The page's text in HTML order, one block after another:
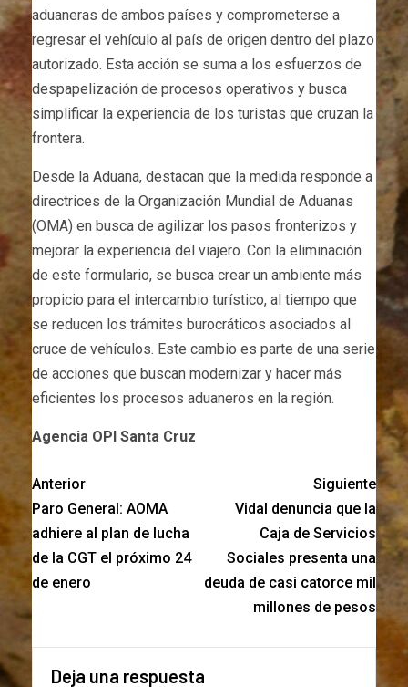
aduaneras de ambos países y comprometerse a
regresar el vehículo al país de origen dentro del plazo
autorizado. Esta acción se suma a los esfuerzos de
despapelización de procesos operativos y busca
simplificar la experiencia de los turistas que cruzan la
frontera.
Desde la Aduana, destacan que la medida responde a
directrices de la Organización Mundial de Aduanas
(OMA) en busca de agilizar los pasos fronterizos y
mejorar la experiencia del viajero. Con la eliminación
de este formulario, se busca crear un ambiente más
propicio para el intercambio turístico, al tiempo que
se reducen los trámites burocráticos asociados al
cruce de vehículos. Este cambio es parte de una serie
de acciones que buscan modernizar y hacer más
eficientes los procesos aduaneros en la región.
Agencia OPI Santa Cruz
Anterior
Paro General: AOMA
adhiere al plan de lucha
de la CGT el próximo 24
de enero
Siguiente
Vidal denuncia que la
Caja de Servicios
Sociales presenta una
deuda de casi catorce mil
millones de pesos
Deja una respuesta